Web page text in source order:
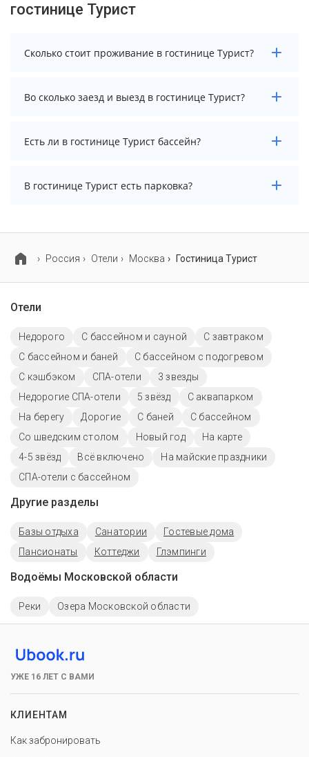
гостинице Турист
Сколько стоит проживание в гостинице Турист?
Чтобы увидеть актуальные цены на проживание в
гостинице Турист, выберите нужные даты и
Во сколько заезд и выезд в гостинице Турист?
Заезд возможен после 14:00, а выезд необходимо
осуществить до 12:00.
Есть ли в гостинице Турист бассейн?
В гостинице Турист нет бассейна.
В гостинице Турист есть парковка?
возможно, услуга оплачивается отдельно.
Россия Отели Москва Гостиница Турист
Отели
Недорого С бассейном и сауной
С завтраком
С бассейном и баней
С бассейном с подогревом
С кэшбэком
СПА-отели
3 звезды
Недорогие СПА-отели
5 звёзд
С аквапарком
На берегу
Дорогие С баней
C бассейном
Со шведским столом
Новый год
На карте
4-5 звёзд
Всё включено
На майские праздники
СПА-отели с бассейном
Другие разделы
Базы отдыха Санатории
Гостевые дома
Пансионаты
Коттеджи Глэмпинги
Водоёмы Московской области
Реки Озера Московской области
УЖЕ 16 ЛЕТ С ВАМИ
КЛИЕНТАМ
Как забронировать